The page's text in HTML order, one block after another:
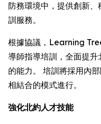
防務環境中，提供創新
訓服務。
根據協議，Learning
導師指導培訓，全面提
的能力。 培訓將採用內
相結合的模式進行。
強化北約人才技能